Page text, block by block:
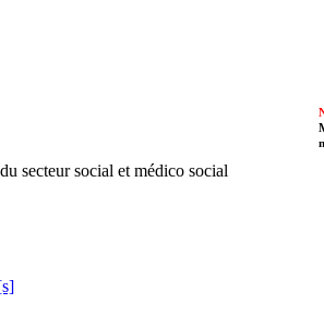
secteur social et médico social